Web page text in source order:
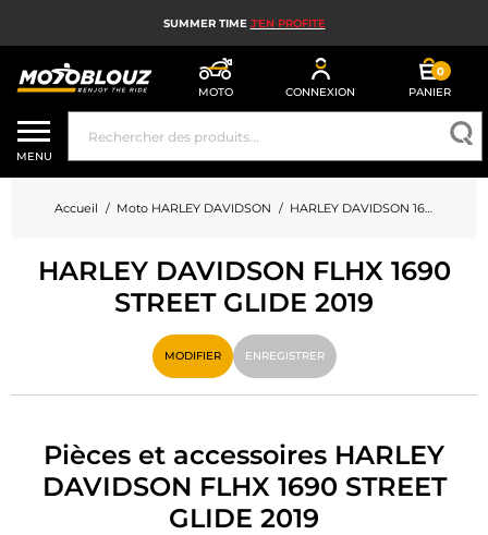
SUMMER TIME J'EN PROFITE
MOTO CONNEXION
0
PANIER
CASQUE MOTO
ÉQUIPEMENT MOTO HOMME
ÉQUIPEMENT MOTO FEMME
MX, ENDURO ET TRIAL
HIGH TECH MOTO
AIRBAG MOTO
ACCESSOIRES MOTO
BAGAGERIE MOTO
MENU
Accueil Moto HARLEY DAVIDSON HARLEY DAVIDSON 1690 FLHX 1690 STREET GLIDE
HARLEY DAVIDSON FLHX 1690
STREET GLIDE 2019
MODIFIER ENREGISTRER
Pièces et accessoires HARLEY
DAVIDSON FLHX 1690 STREET
GLIDE 2019